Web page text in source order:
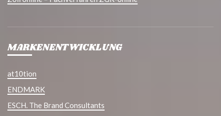
MARKENENTWICKLUNG
at10tion
ENDMARK
ESCH. The Brand Consultants